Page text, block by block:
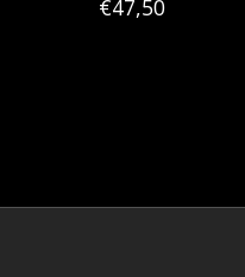
€47,50